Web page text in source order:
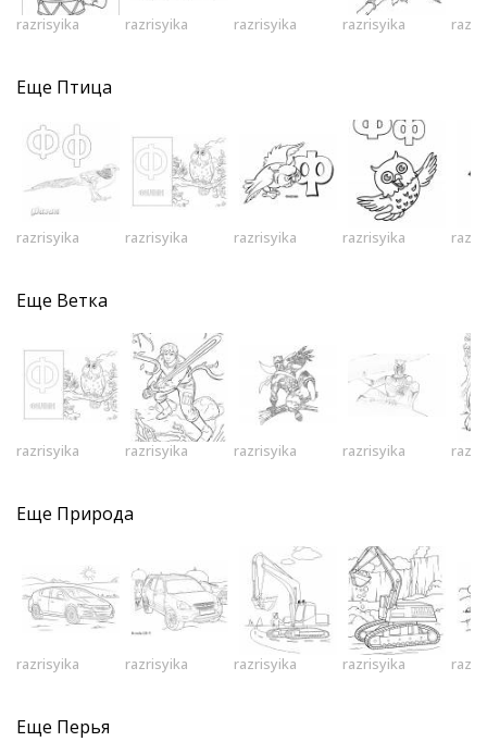
razrisyika razrisyika razrisyika razrisyika
Еще Птица
razrisyika razrisyika razrisyika razrisyika
Еще Ветка
razrisyika razrisyika razrisyika razrisyika
Еще Природа
razrisyika razrisyika razrisyika razrisyika
Еще Перья